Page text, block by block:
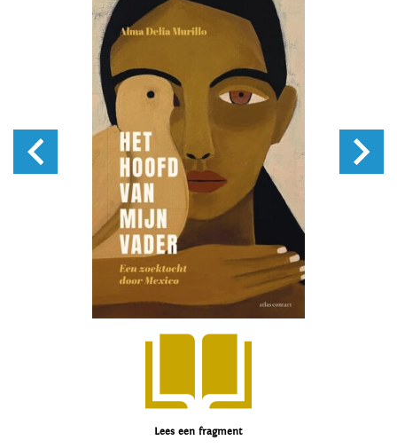
Lees een fragment